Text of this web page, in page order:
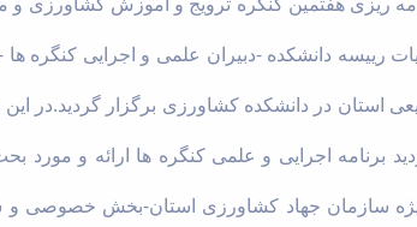
رییسه دانشکده -دبیران علمی و اجرایی کنگره
برنامه اجرایی و علمی کنگره ها ارائه و مورد
سازمان جهاد کشاورزی استان-بخش خصوصی و